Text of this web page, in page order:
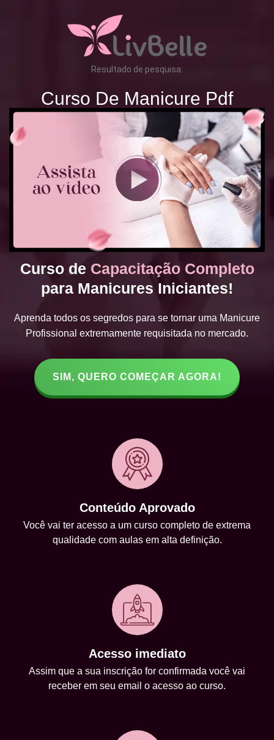
Resultado de pesquisa:
Curso De Manicure Pdf
Curso de Capacitação Completo
para Manicures Iniciantes!
Aprenda todos os segredos para se tornar uma Manicure
Profissional extremamente requisitada no mercado.
SIM, QUERO COMEÇAR AGORA!
Conteúdo Aprovado
Você vai ter acesso a um curso completo de extrema
qualidade com aulas em alta definição.
Acesso imediato
Assim que a sua inscrição for confirmada você vai
receber em seu email o acesso ao curso.